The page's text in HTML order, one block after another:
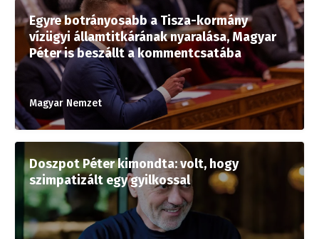
Egyre botrányosabb a Tisza-kormány
vízügyi államtitkárának nyaralása, Magyar
Péter is beszállt a kommentcsatába
Magyar Nemzet
Doszpot Péter kimondta: volt, hogy
szimpatizált egy gyilkossal